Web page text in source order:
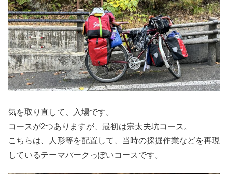
気を取り直して、入場です。
コースが2つありますが、最初は宗太夫坑コース。
こちらは、人形等を配置して、当時の採掘作業などを再現
しているテーマパークっぽいコースです。